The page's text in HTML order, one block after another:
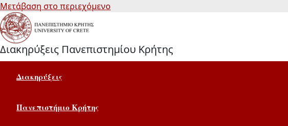
Μετάβαση στο περιεχόμενο
Διακηρύξεις Πανεπιστημίου Κρήτης
Διακηρύξεις
Πανεπιστήμιο Κρήτης